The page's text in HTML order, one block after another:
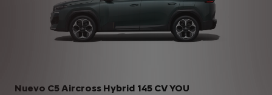
Nuevo C5 Aircross Hybrid 145 CV YOU